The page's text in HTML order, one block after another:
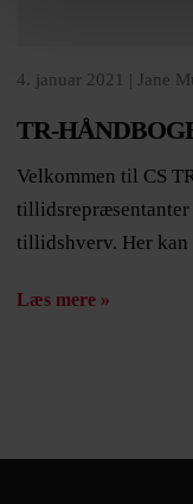
4. januar 2021 | Jane
TR-
Velkommen til CS
tillidsrepræsentanter
tillidshverv. Her kan
Læs mere »